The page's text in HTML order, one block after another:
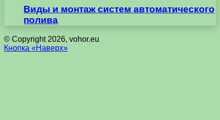
Виды и монтаж систем автоматического
полива
© Copyright 2026, vohor.eu
Кнопка «Наверх»